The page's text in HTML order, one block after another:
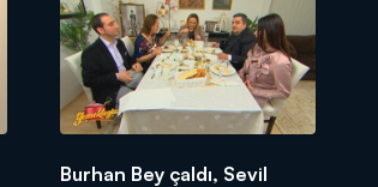
Burhan Bey çaldı, Sevil